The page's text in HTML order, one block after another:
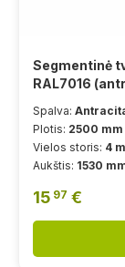
Segmentinė
RAL7016
Spalva:
Plotis: 2500 mm
Vielos storis: 4
Aukštis: 1530
15 97 €